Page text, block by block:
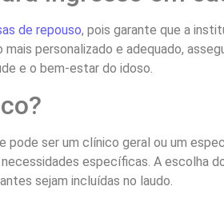
de repouso, pois garante que a
personalizado e adequado,
e o bem-estar do idoso.
ser um clínico geral ou um
específicas. A escolha
sejam incluídas no laudo.